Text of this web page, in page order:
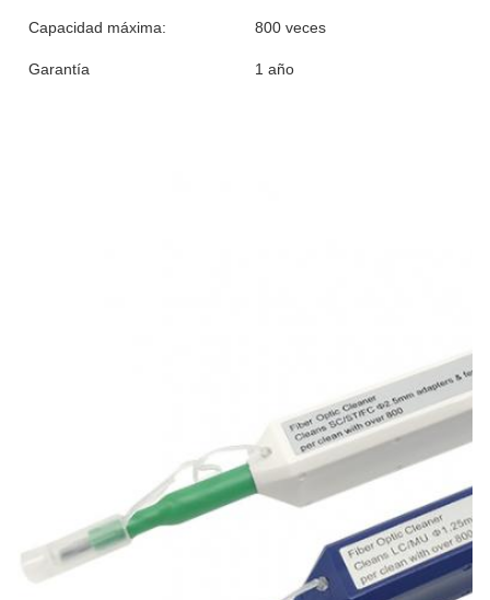
Capacidad máxima: 800 veces
Garantía 1 año